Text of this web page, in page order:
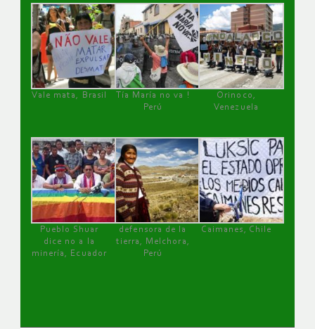
Vale mata, Brasil
Tía María no va !
Perú
Orinoco,
Venezuela
Pueblo Shuar
dice no a la
minería, Ecuador
defensora de la
tierra, Melchora,
Perú
Caimanes, Chile